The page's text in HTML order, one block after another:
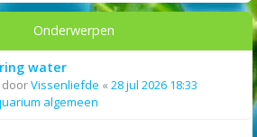
Onderwerpen
water
doorVissenliefde « 28 jul 2026 18:33
algemeen